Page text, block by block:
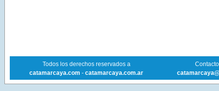
Todos los derechos reservados a
catamarcaya.com - catamarcaya.com.ar